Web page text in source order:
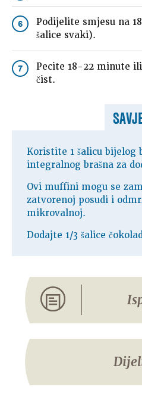
6
Podijelite smjesu na
šalice svaki).
7
Pecite 18-22 minute
čist.
Koristite 1 šalicu bijelog
integralnog brašna za
Ovi muffini mogu se
zatvorenoj posudi i
mikrovalnoj.
Dodajte 1/3 šalice